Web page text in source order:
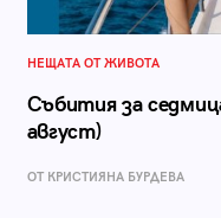
НЕЩАТА ОТ ЖИВОТА
Събития за
август)
ОТ КРИСТИЯНА БУРДЕВА